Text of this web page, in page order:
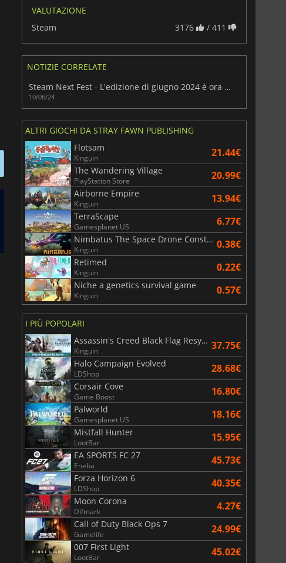
6.75€
Total War WARHAMMER 3
15.48
VALUTAZIONE
Steam
3176 / 411
NOTIZIE CORRELATE
Steam Next Fest - L'edizione di giugno 2024 è ora disponibile
10/06/24
ALTRI GIOCHI DA STRAY FAWN PUBLISHING
Flotsam
Kinguin 21.44€
The Wandering Village
PlayStation Store 20.99€
Airborne Empire
Kinguin 13.94€
TerraScape
Gamesplanet US 6.77€
Nimbatus The Space Drone Constructor
Kinguin 0.38€
Retimed
Kinguin 0.22€
Niche a genetics survival game
Kinguin 0.57€
I PIÙ POPOLARI
Assassin's Creed Black Flag Resynced
Kinguin 37.75€
Halo Campaign Evolved
LDShop 28.68€
Corsair Cove
Game Boost 16.80€
Palworld
Gamesplanet US 18.16€
Mistfall Hunter
LootBar 15.95€
EA SPORTS FC 27
Eneba 45.73€
Forza Horizon 6
LDShop 40.35€
Moon Corona
Difmark 4.27€
Call of Duty Black Ops 7
Gamelife 24.99€
007 First Light
LootBar 45.02€